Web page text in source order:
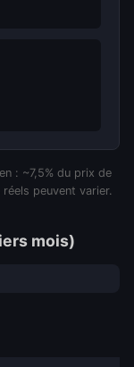
: ~7,5% du prix de
peuvent varier.
mois)